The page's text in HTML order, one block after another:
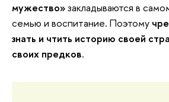
мужество»закладываются в
семью и воспитание. Поэтому
знать и чтить историю своей
своих предков.